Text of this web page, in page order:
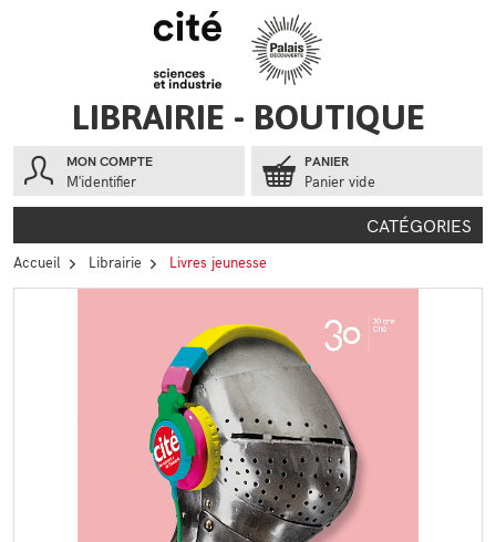
Aller au menu
Aller au contenu
LIBRAIRIE - BOUTIQUE
MON COMPTE
M'identifier
PANIER
Panier vide
CATÉGORIES
Accueil Librairie Livres jeunesse